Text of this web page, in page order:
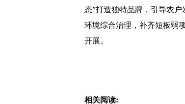
态”打造独特品牌，引导农
环境综合治理，补齐短板弱
开展。
相关阅读: